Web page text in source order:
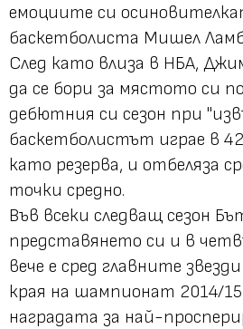
емоциите си
баскетболиста Мишел
След като влиза в НБА,
да се бори за мястото си
дебютния си сезон при
баскетболистът играе в
като резерва, и отбеляза
точки средно.
Във всеки следващ сезон
представянето си и в
вече е сред главните
края на шампионат 2014/
наградата за най-